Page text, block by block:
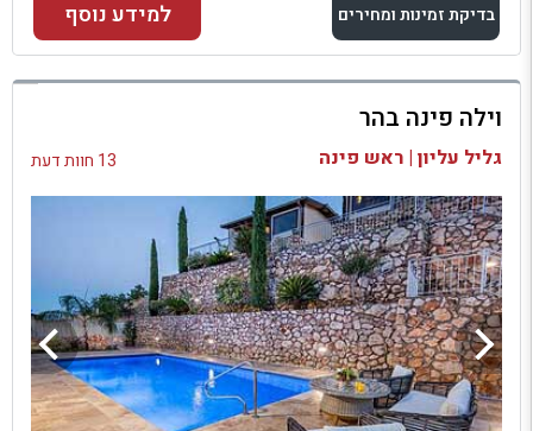
בדיקת זמינות ומחירים
למתחם זה
בדיקת זמינות ומחירים
למידע נוסף
וילה פינה בהר
גליל עליון | ראש פינה 13 חוות דעת